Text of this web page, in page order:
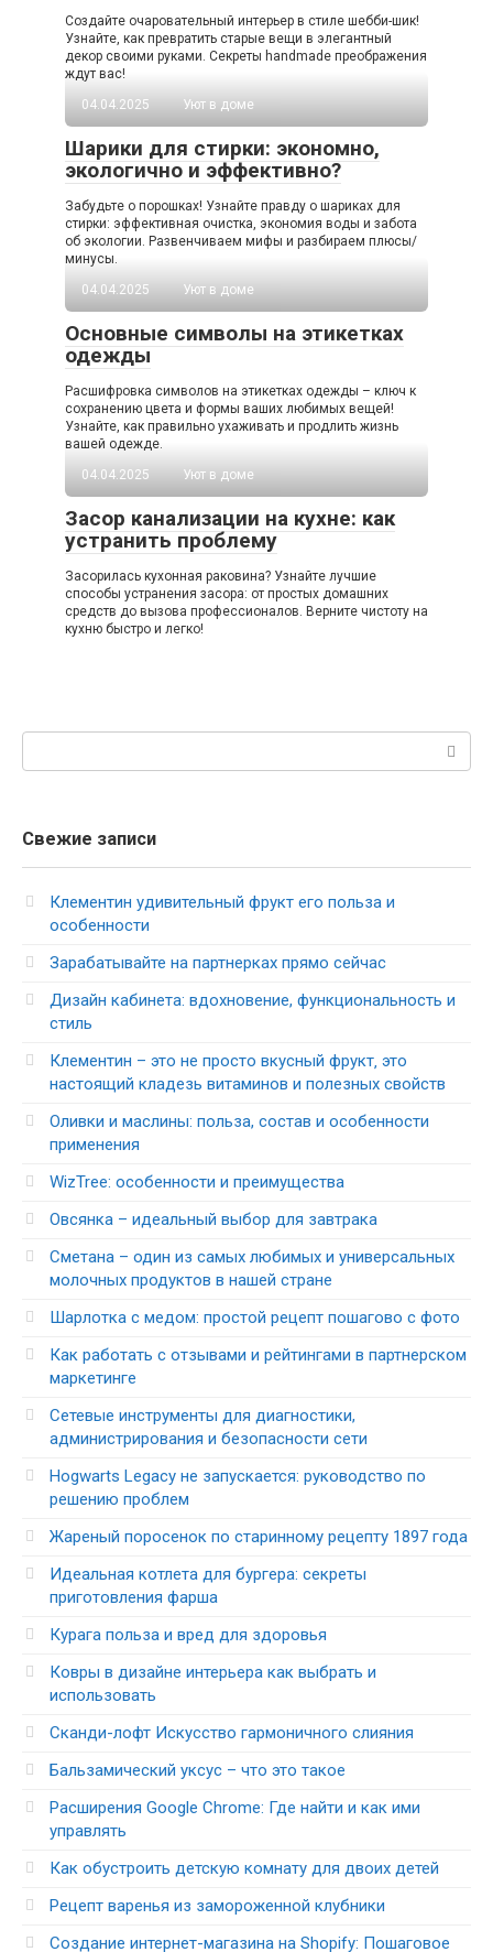
Создайте очаровательный интерьер в стиле шебби-шик!
Узнайте, как превратить старые вещи в элегантный
декор своими руками. Секреты handmade преображения
ждут вас!
04.04.2025
Уют в доме
Шарики для стирки: экономно,
экологично и эффективно?
Забудьте о порошках! Узнайте правду о шариках для
стирки: эффективная очистка, экономия воды и забота
об экологии. Развенчиваем мифы и разбираем плюсы/
минусы.
04.04.2025
Уют в доме
Основные символы на этикетках
одежды
Расшифровка символов на этикетках одежды – ключ к
сохранению цвета и формы ваших любимых вещей!
Узнайте, как правильно ухаживать и продлить жизнь
вашей одежде.
04.04.2025
Уют в доме
Засор канализации на кухне: как
устранить проблему
Засорилась кухонная раковина? Узнайте лучшие
способы устранения засора: от простых домашних
средств до вызова профессионалов. Верните чистоту на
кухню быстро и легко!
Свежие записи
Клементин удивительный фрукт его польза и
особенности
Зарабатывайте на партнерках прямо сейчас
Дизайн кабинета: вдохновение, функциональность и
стиль
Клементин – это не просто вкусный фрукт‚ это
настоящий кладезь витаминов и полезных свойств
Оливки и маслины: польза, состав и особенности
применения
WizTree: особенности и преимущества
Овсянка – идеальный выбор для завтрака
Сметана – один из самых любимых и универсальных
молочных продуктов в нашей стране
Шарлотка с медом: простой рецепт пошагово с фото
Как работать с отзывами и рейтингами в партнерском
маркетинге
Сетевые инструменты для диагностики,
администрирования и безопасности сети
Hogwarts Legacy не запускается: руководство по
решению проблем
Жареный поросенок по старинному рецепту 1897 года
Идеальная котлета для бургера: секреты
приготовления фарша
Курага польза и вред для здоровья
Ковры в дизайне интерьера как выбрать и
использовать
Сканди-лофт Искусство гармоничного слияния
Бальзамический уксус – что это такое
Расширения Google Chrome: Где найти и как ими
управлять
Как обустроить детскую комнату для двоих детей
Рецепт варенья из замороженной клубники
Создание интернет-магазина на Shopify: Пошаговое